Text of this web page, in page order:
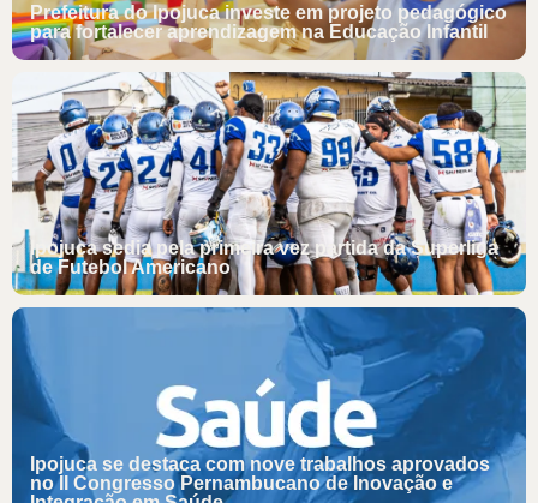
Prefeitura do Ipojuca investe em projeto pedagógico
para fortalecer aprendizagem na Educação Infantil
Ipojuca sedia pela primeira vez partida da Superliga
de Futebol Americano
Ipojuca se destaca com nove trabalhos aprovados
no II Congresso Pernambucano de Inovação e